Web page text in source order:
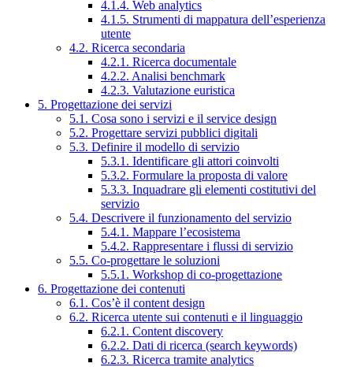
4.1.4. Web analytics
4.1.5. Strumenti di mappatura dell’esperienza
utente
4.2. Ricerca secondaria
4.2.1. Ricerca documentale
4.2.2. Analisi benchmark
4.2.3. Valutazione euristica
5. Progettazione dei servizi
5.1. Cosa sono i servizi e il service design
5.2. Progettare servizi pubblici digitali
5.3. Definire il modello di servizio
5.3.1. Identificare gli attori coinvolti
5.3.2. Formulare la proposta di valore
5.3.3. Inquadrare gli elementi costitutivi del
servizio
5.4. Descrivere il funzionamento del servizio
5.4.1. Mappare l’ecosistema
5.4.2. Rappresentare i flussi di servizio
5.5. Co-progettare le soluzioni
5.5.1. Workshop di co-progettazione
6. Progettazione dei contenuti
6.1. Cos’è il content design
6.2. Ricerca utente sui contenuti e il linguaggio
6.2.1. Content discovery
6.2.2. Dati di ricerca (search keywords)
6.2.3. Ricerca tramite analytics